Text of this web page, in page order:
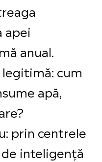
apei
anual.
cum
apă,
prin centrele
inteligență